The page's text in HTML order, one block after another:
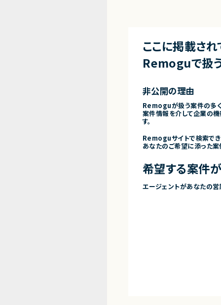
ここに掲載され
Remoguで扱
非公開の理由
Remoguが扱う案件の多く
案件情報を介して企業の
す。
Remoguサイトで検索でき
あなたのご希望に添った案
希望する案件が
エージェントがあなたの営